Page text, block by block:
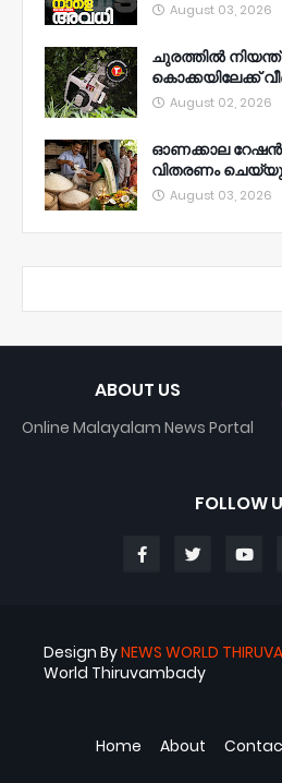
August 03, 2026
ചുരത്തിൽ
കൊക്കയിലേക്ക്
August 02, 2026
ഓണക്കാല
വിതരണം
August 03, 2026
ABOUT US
Online Malayalam News Portal
FOLLOW
Design ByNEWS WORLD
World Thiruvambady
Home
About